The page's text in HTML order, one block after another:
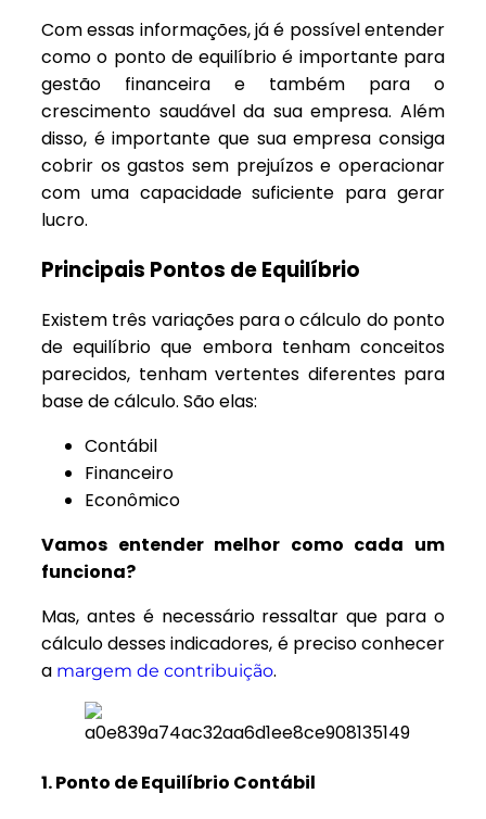
Com essas informações, já é possível entender
como o ponto de equilíbrio é importante para
gestão financeira e também para o
crescimento saudável da sua empresa. Além
disso, éimportante que sua empresa consiga
cobrir os gastos sem prejuízos e operacionar
com uma capacidade suficiente para gerar
lucro.
Principais Pontos de Equilíbrio
Existem três variações para o cálculo do ponto
de equilíbrio que embora tenham conceitos
parecidos, tenham vertentes diferentes para
base de cálculo. São elas:
Contábil
Financeiro
Econômico
Vamos entender melhor como cada um
funciona?
Mas, antes é necessário ressaltar que para o
cálculo desses indicadores, é preciso conhecer
a margem de contribuição.
1. Ponto de Equilíbrio Contábil